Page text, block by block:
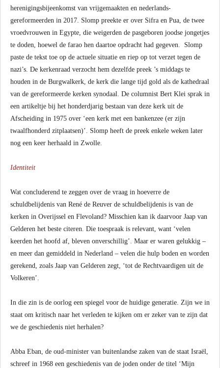
herenigingsbijeenkomst van vrijgemaakten en nederlands-
gereformeerden in 2017. Slomp preekte er over Sifra en Pua, de twee
vroedvrouwen in Egypte, die weigerden de pasgeboren joodse jongetjes
te doden, hoewel de farao hen daartoe opdracht had gegeven. Slomp
paste de tekst toe op de actuele situatie en riep op tot verzet tegen de
nazi’s. De kerkenraad verzocht hem dezelfde preek ’s middags te
houden in de Burgwalkerk, de kerk die lange tijd gold als de kathedraal
van de gereformeerde kerken synodaal. De columnist Bert Klei sprak in
een artikeltje bij het honderdjarig bestaan van deze kerk uit de
Afscheiding in 1975 over ‘een kerk met een bankenzee (er zijn
twaalfhonderd zitplaatsen)’. Slomp heeft de preek enkele weken later
nog een keer herhaald in Zwolle.
Identiteit
Wat concluderend te zeggen over de vraag in hoeverre de
schuldbelijdenis van René de Reuver de schuldbelijdenis is van de
kerken in Overijssel en Flevoland? Misschien kan ik daarvoor Jaap van
Gelderen het beste citeren. Die toespraak is relevant, want ‘velen
keerden het hoofd af, bleven onverschillig’. Maar er waren gelukkig –
en meer dan gemiddeld in Nederland – velen die hulp boden en worden
gerekend, zoals Jaap van Gelderen zegt, ‘tot de Rechtvaardigen uit de
Volkeren’.
In die zin is de oorlog een spiegel voor de huidige generatie. Zijn we in
staat om kritisch naar het verleden te kijken om er zeker van te zijn dat
we de geschiedenis niet herhalen?
Abba Eban, de oud-minister van buitenlandse zaken van de staat Israël,
schreef in 1968 een geschiedenis van de joden onder de titel ‘Mijn